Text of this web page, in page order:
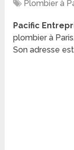
Plombier à
Pacific
plombier à
Son adresse